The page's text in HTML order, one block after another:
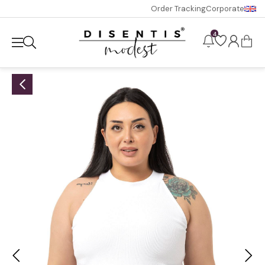
Order TrackingCorporate
4